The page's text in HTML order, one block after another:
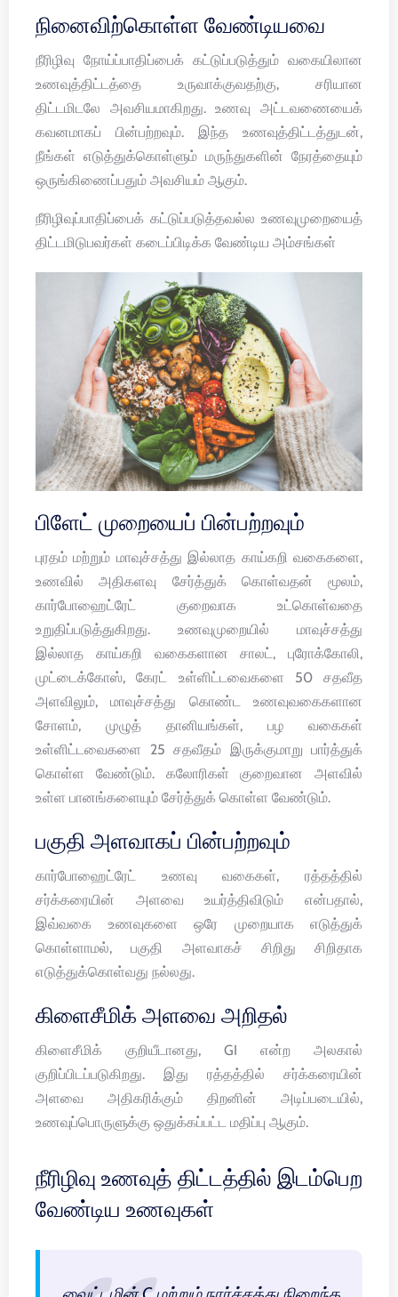
நினைவிற்கொள்ள வேண்டியவை
நீரிழிவு நோய்ப்பாதிப்பைக் கட்டுப்படுத்தும் வகையிலான
உணவுத்திட்டத்தை உருவாக்குவதற்கு, சரியான
திட்டமிடலே அவசியமாகிறது. உணவு அட்டவணையைக்
கவனமாகப் பின்பற்றவும். இந்த உணவுத்திட்டத்துடன்,
நீங்கள் எடுத்துக்கொள்ளும் மருந்துகளின் நேரத்தையும்
ஒருங்கிணைப்பதும் அவசியம் ஆகும்.
நீரிழிவுப்பாதிப்பைக் கட்டுப்படுத்தவல்ல உணவுமுறையைத்
திட்டமிடுபவர்கள் கடைப்பிடிக்க வேண்டிய அம்சங்கள்
பிளேட் முறையைப் பின்பற்றவும்
புரதம் மற்றும் மாவுச்சத்து இல்லாத காய்கறி வகைகளை,
உணவில் அதிகளவு சேர்த்துக் கொள்வதன் மூலம்,
கார்போஹைட்ரேட் குறைவாக உட்கொள்வதை
உறுதிப்படுத்துகிறது. உணவுமுறையில் மாவுச்சத்து
இல்லாத காய்கறி வகைகளான சாலட், புரோக்கோலி,
முட்டைக்கோஸ், கேரட் உள்ளிட்டவைகளை 50 சதவீத
அளவிலும், மாவுச்சத்து கொண்ட உணவுவகைகளான
சோளம், முழுத் தானியங்கள், பழ வகைகள்
உள்ளிட்டவைகளை 25 சதவீதம் இருக்குமாறு பார்த்துக்
கொள்ள வேண்டும். கலோரிகள் குறைவான அளவில்
உள்ள பானங்களையும் சேர்த்துக் கொள்ள வேண்டும்.
பகுதி அளவாகப் பின்பற்றவும்
கார்போஹைட்ரேட் உணவு வகைகள், ரத்தத்தில்
சர்க்கரையின் அளவை உயர்த்திவிடும் என்பதால்,
இவ்வகை உணவுகளை ஒரே முறையாக எடுத்துக்
கொள்ளாமல், பகுதி அளவாகச் சிறிது சிறிதாக
எடுத்துக்கொள்வது நல்லது.
கிளைசீமிக் அளவை அறிதல்
கிளைசீமிக் குறியீடானது, GI என்ற அலகால்
குறிப்பிடப்படுகிறது. இது ரத்தத்தில் சர்க்கரையின்
அளவை அதிகரிக்கும் திறனின் அடிப்படையில்,
உணவுப்பொருளுக்கு ஒதுக்கப்பட்ட மதிப்பு ஆகும்.
நீரிழிவு உணவுத் திட்டத்தில் இடம்பெற
வேண்டிய உணவுகள்